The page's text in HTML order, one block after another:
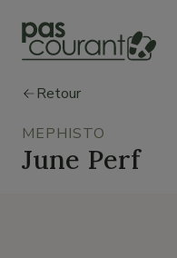
Retour
MEPHISTO
June Perf